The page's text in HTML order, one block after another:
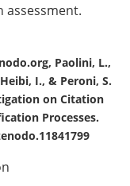
assessment.
Paolini, L.,
I., & Peroni, S.
on Citation
Processes.